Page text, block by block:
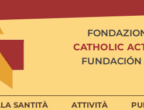
CATHOLIC
FUNDACIÓN
SANTITÀ ATTIVITÀ